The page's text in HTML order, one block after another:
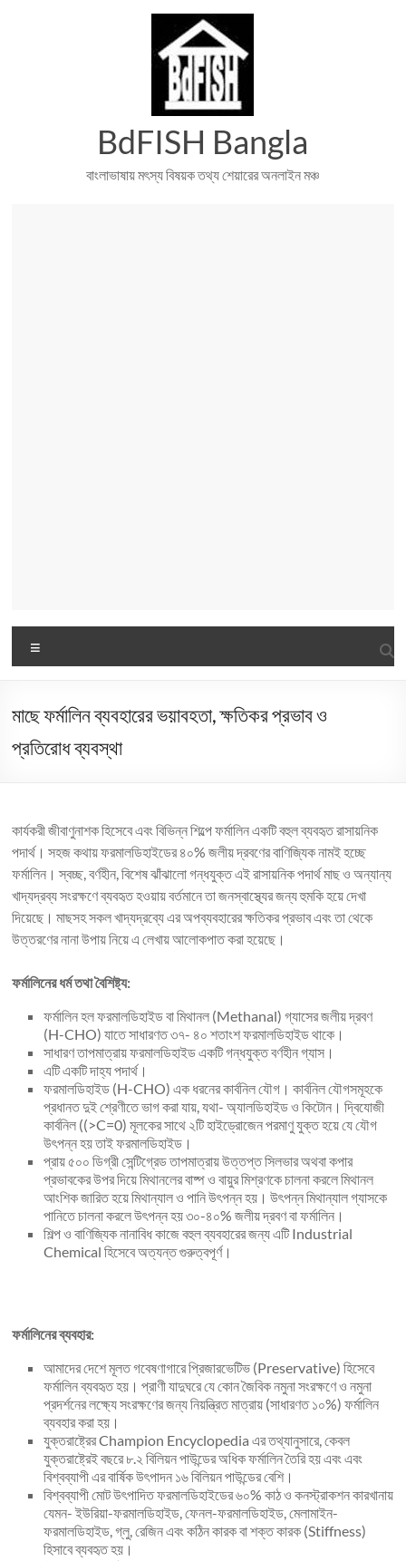
BdFISH Bangla
বাংলাভাষায় মৎস্য বিষয়ক তথ্য শেয়ারের অনলাইন মঞ্চ
মাছে ফর্মালিন ব্যবহারের ভয়াবহতা, ক্ষতিকর প্রভাব ও
প্রতিরোধ ব্যবস্থা
কার্যকরী জীবাণুনাশক হিসেবে এবং বিভিন্ন শিল্পে ফর্মালিন একটি বহুল ব্যবহৃত রাসায়নিক
পদার্থ। সহজ কথায় ফরমালডিহাইডের ৪০% জলীয় দ্রবণের বাণিজ্যিক নামই হচ্ছে
ফর্মালিন। স্বচ্ছ, বর্ণহীন, বিশেষ ঝাঁঝালো গন্ধযুক্ত এই রাসায়নিক পদার্থ মাছ ও অন্যান্য
খাদ্যদ্রব্য সংরক্ষণে ব্যবহৃত হওয়ায় বর্তমানে তা জনস্বাস্থ্যের জন্য হুমকি হয়ে দেখা
দিয়েছে। মাছসহ সকল খাদ্যদ্রব্যে এর অপব্যবহারের ক্ষতিকর প্রভাব এবং তা থেকে
উত্তরণের নানা উপায় নিয়ে এ লেখায় আলোকপাত করা হয়েছে।
ফর্মালিনের ধর্ম তথা বৈশিষ্ট্য:
ফর্মালিন হল ফরমালডিহাইড বা মিথানল (Methanal) গ্যাসের জলীয় দ্রবণ
(H-CHO) যাতে সাধারণত ৩৭- ৪০ শতাংশ ফরমালডিহাইড থাকে।
সাধারণ তাপমাত্রায় ফরমালডিহাইড একটি গন্ধযুক্ত বর্ণহীন গ্যাস।
এটি একটি দাহ্য পদার্থ।
ফরমালডিহাইড (H-CHO) এক ধরনের কার্বনিল যৌগ। কার্বনিল যৌগসমূহকে
প্রধানত দুই শ্রেণীতে ভাগ করা যায়, যথা- অ্যালডিহাইড ও কিটোন। দ্বিযোজী
কার্বনিল ((>C=0) মূলকের সাথে ২টি হাইড্রোজেন পরমাণু যুক্ত হয়ে যে যৌগ
উৎপন্ন হয় তাই ফরমালডিহাইড।
প্রায় ৫০০ ডিগ্রী সেন্টিগ্রেড তাপমাত্রায় উত্তপ্ত সিলভার অথবা কপার
প্রভাবকের উপর দিয়ে মিথানলের বাষ্প ও বায়ুর মিশ্রণকে চালনা করলে মিথানল
আংশিক জারিত হয়ে মিথান্যাল ও পানি উৎপন্ন হয়। উৎপন্ন মিথান্যাল গ্যাসকে
পানিতে চালনা করলে উৎপন্ন হয় ৩০-৪০% জলীয় দ্রবণ বা ফর্মালিন।
শিল্প ও বাণিজ্যিক নানাবিধ কাজে বহুল ব্যবহারের জন্য এটি Industrial
Chemical হিসেবে অত্যন্ত গুরুত্বপূর্ণ।
ফর্মালিনের ব্যবহার:
আমাদের দেশে মূলত গবেষণাগারে প্রিজারভেটিভ (Preservative) হিসেবে
ফর্মালিন ব্যবহৃত হয়। প্রাণী যাদুঘরে যে কোন জৈবিক নমুনা সংরক্ষণে ও নমুনা
প্রদর্শনের লক্ষ্যে সংরক্ষণের জন্য নিয়ন্ত্রিত মাত্রায় (সাধারণত ১০%) ফর্মালিন
ব্যবহার করা হয়।
যুক্তরাষ্ট্রের Champion Encyclopedia এর তথ্যানুসারে, কেবল
যুক্তরাষ্ট্রেই বছরে ৮.২ বিলিয়ন পাউন্ডের অধিক ফর্মালিন তৈরি হয় এবং এবং
বিশ্বব্যাপী এর বার্ষিক উৎপাদন ১৬ বিলিয়ন পাউন্ডের বেশি।
বিশ্বব্যাপী মোট উৎপাদিত ফরমালডিহাইডের ৬০% কাঠ ও কনস্ট্রাকশন কারখানায়
যেমন- ইউরিয়া-ফরমালডিহাইড, ফেনল-ফরমালডিহাইড, মেলামাইন-
ফরমালডিহাইড, গ্লু, রেজিন এবং কঠিন কারক বা শক্ত কারক (Stiffness)
হিসাবে ব্যবহৃত হয়।